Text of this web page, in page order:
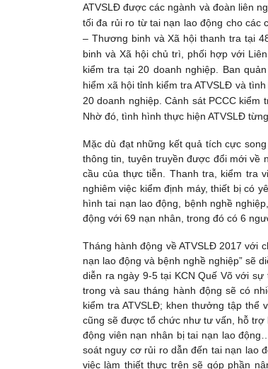
ATVSLĐ được các ngành và đoàn liên
tối đa rủi ro từ tai nạn lao động cho các
– Thương binh và Xã hội thanh tra tại
binh và Xã hội chủ trì, phối hợp với
kiểm tra tại 20 doanh nghiệp. Ban
hiểm xã hội tỉnh kiểm tra ATVSLĐ và
20 doanh nghiệp. Cảnh sát PCCC
Nhờ đó, tình hình thực hiện ATVSLĐ
Mặc dù đạt những kết quả tích cực
thông tin, tuyên truyền được đổi mới về
cầu của thực tiễn. Thanh tra, kiểm tra
nghiêm việc kiểm định máy, thiết bị có
hình tai nạn lao động, bệnh nghề
động với 69 nạn nhân, trong đó có 6
Tháng hành động về ATVSLĐ 2017 với
nạn lao động và bệnh nghề nghiệp” sẽ
diễn ra ngày 9-5 tại KCN Quế Võ với
trong và sau tháng hành động sẽ có
kiểm tra ATVSLĐ; khen thưởng tập thể
cũng sẽ được tổ chức như tư vấn, hỗ trợ
động viên nạn nhân bị tai nạn lao
soát nguy cơ rủi ro dẫn đến tai nạn lao
việc làm thiết thực trên sẽ góp phần